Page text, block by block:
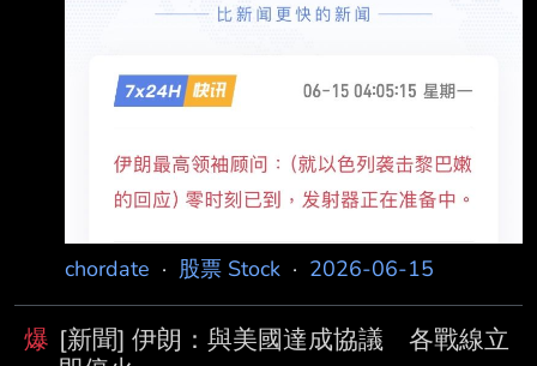
https://www.cna.com.tw/news/aopl/20260615
2026/6/15 01:44 記者署名： 編譯：何宏儒 原
文內容： （中央社華盛頓14日綜合外電報導）
貝魯 特發動空襲造成計畫延遲，與伊朗的和平
協議仍將於數小時內簽署。 法新社報導，川普
在美
chordate · 股票 Stock · 2026-06-15
爆 [新聞] 伊朗：與美國達成協議 各戰線立